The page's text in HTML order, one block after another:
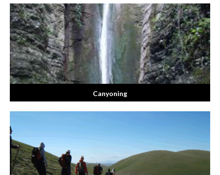
Canyoning